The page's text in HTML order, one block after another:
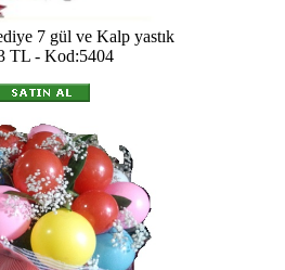
7 gül ve Kalp yastık
TL - Kod:5404